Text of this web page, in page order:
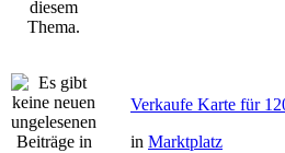
Verkaufe Karte für
in Marktplatz